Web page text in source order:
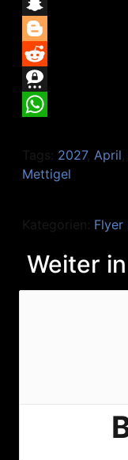
Link
Print
Snapchat
Blogger
Reddit
Threema
Tags: 2027, April,
Mettigel
Kategorien: Flyer
Weiter